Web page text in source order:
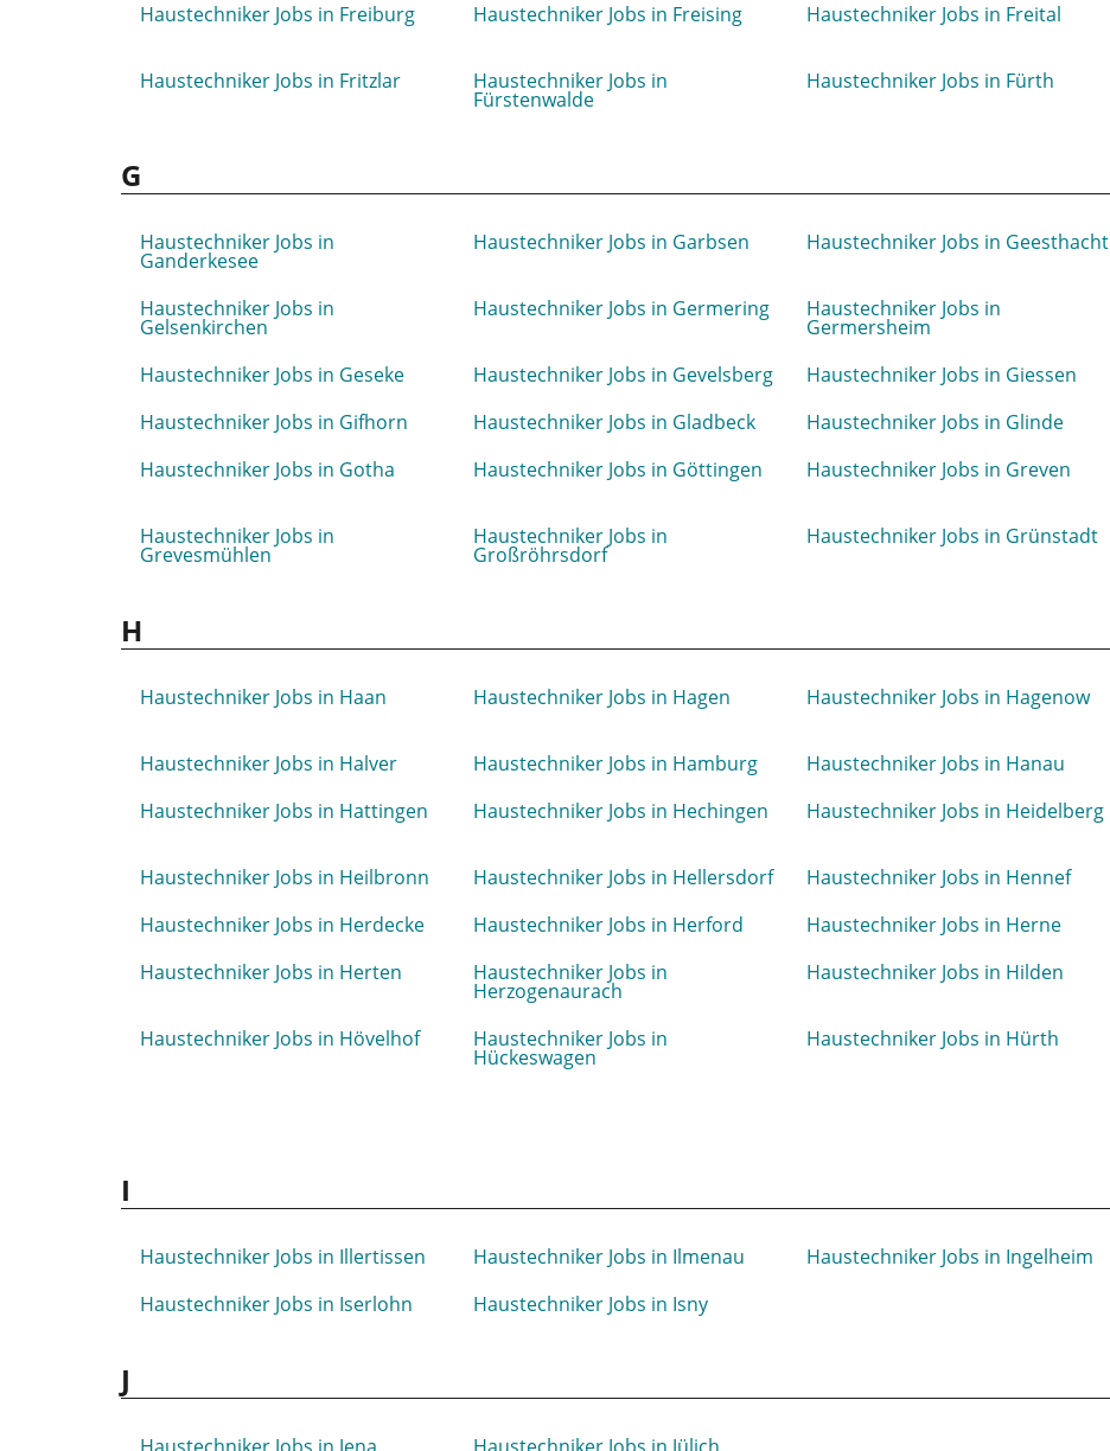
Haustechniker Jobs in Freiburg Haustechniker Jobs in Freising Haustechniker Jobs in Freital
Haustechniker Jobs in Fritzlar
Haustechniker Jobs in
Fürstenwalde
Haustechniker Jobs in Fürth
G
Haustechniker Jobs in
Ganderkesee
Haustechniker Jobs in Garbsen Haustechniker Jobs in Geesthacht
Haustechniker Jobs in
Gelsenkirchen
Haustechniker Jobs in Germering Haustechniker Jobs in
Germersheim
Haustechniker Jobs in Geseke Haustechniker Jobs in Gevelsberg Haustechniker Jobs in Giessen
Haustechniker Jobs in Gifhorn
Haustechniker Jobs in Gladbeck Haustechniker Jobs in Glinde
Haustechniker Jobs in Gotha
Haustechniker Jobs in Göttingen Haustechniker Jobs in Greven
Haustechniker Jobs in
Grevesmühlen
Haustechniker Jobs in
Großröhrsdorf
Haustechniker Jobs in Grünstadt
H
Haustechniker Jobs in Haan Haustechniker Jobs in Hagen Haustechniker Jobs in Hagenow
Haustechniker Jobs in Halver
Haustechniker Jobs in Hamburg Haustechniker Jobs in Hanau
Haustechniker Jobs in Hattingen
Haustechniker Jobs in Hechingen Haustechniker Jobs in Heidelberg
Haustechniker Jobs in Heilbronn
Haustechniker Jobs in Hellersdorf Haustechniker Jobs in Hennef
Haustechniker Jobs in Herdecke
Haustechniker Jobs in Herford Haustechniker Jobs in Herne
Haustechniker Jobs in Herten
Haustechniker Jobs in
Herzogenaurach
Haustechniker Jobs in Hilden
Haustechniker Jobs in Hövelhof Haustechniker Jobs in
Hückeswagen
Haustechniker Jobs in Hürth
I
Haustechniker Jobs in Illertissen Haustechniker Jobs in Ilmenau Haustechniker Jobs in Ingelheim
Haustechniker Jobs in Iserlohn
Haustechniker Jobs in Isny
J